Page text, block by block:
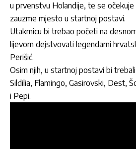
u prvenstvu Holandije, te se
zauzme mjesto u startnoj postavi.
Utakmicu bi trebao početi na
lijevom dejstvovati legendarni
Perišić.
Osim njih, u startnoj postavi bi
Sildilia, Flamingo, Gasirovski, Dest,
i Pepi.